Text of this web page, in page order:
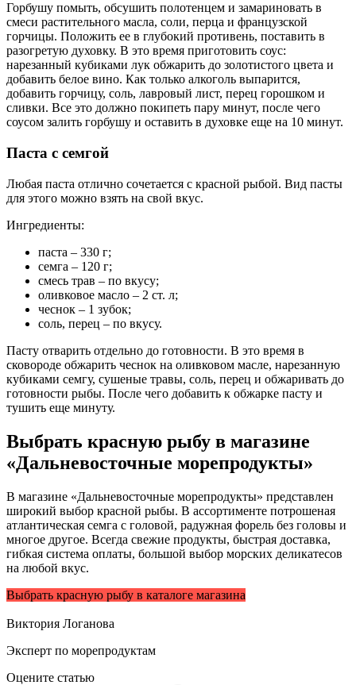
Горбушу помыть, обсушить полотенцем и замариновать в
смеси растительного масла, соли, перца и французской
горчицы. Положить ее в глубокий противень, поставить в
разогретую духовку. В это время приготовить соус:
нарезанный кубиками лук обжарить до золотистого цвета и
добавить белое вино. Как только алкоголь выпарится,
добавить горчицу, соль, лавровый лист, перец горошком и
сливки. Все это должно покипеть пару минут, после чего
соусом залить горбушу и оставить в духовке еще на 10 минут.
Паста с семгой
Любая паста отлично сочетается с красной рыбой. Вид пасты
для этого можно взять на свой вкус.
Ингредиенты:
паста – 330 г;
семга – 120 г;
смесь трав – по вкусу;
оливковое масло – 2 ст. л;
чеснок – 1 зубок;
соль, перец – по вкусу.
Пасту отварить отдельно до готовности. В это время в
сковороде обжарить чеснок на оливковом масле, нарезанную
кубиками семгу, сушеные травы, соль, перец и обжаривать до
готовности рыбы. После чего добавить к обжарке пасту и
тушить еще минуту.
Выбрать красную рыбу в магазине
«Дальневосточные морепродукты»
В магазине «Дальневосточные морепродукты» представлен
широкий выбор красной рыбы. В ассортименте потрошеная
атлантическая семга с головой, радужная форель без головы и
многое другое. Всегда свежие продукты, быстрая доставка,
гибкая система оплаты, большой выбор морских деликатесов
на любой вкус.
Выбрать красную рыбу в каталоге магазина
Виктория Логанова
Эксперт по морепродуктам
Оцените статью